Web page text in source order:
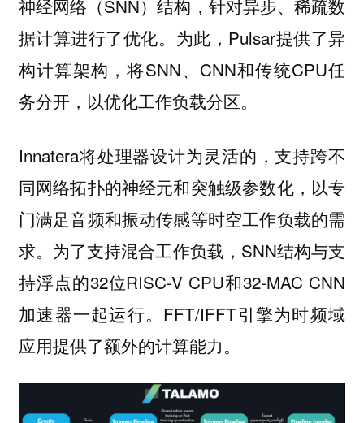
神经网络（SNN）结构，针对异步、稀疏数
据计算进行了优化。为此，Pulsar提供了异
构计算架构，将SNN、CNN和传统CPU任
务分开，以优化工作负载分区。
Innatera将处理器设计为灵活的，支持跨不
同网络拓扑的神经元和突触级参数化，以专
门满足音频和振动传感等时空工作负载的需
求。为了支持混合工作负载，SNN结构与支
持浮点的32位RISC-V CPU和32-MAC CNN
加速器一起运行。FFT/IFFT引擎为时频域
应用提供了额外的计算能力。